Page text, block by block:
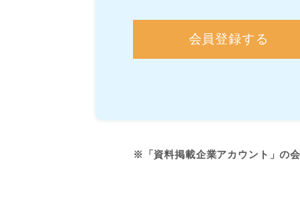
会員登録する
※「資料掲載企業アカウント」の